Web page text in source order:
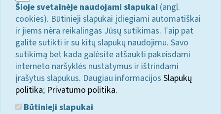
Šioje svetainėje naudojami slapukai (angl.
cookies). Būtinieji slapukai įdiegiami automatiškai
ir jiems nėra reikalingas Jūsų sutikimas. Taip pat
galite sutikti ir su kitų slapukų naudojimu. Savo
sutikimą bet kada galėsite atšaukti pakeisdami
interneto naršyklės nustatymus ir ištrindami
įrašytus slapukus. Daugiau informacijos Slapukų
politika; Privatumo politika.
Būtinieji slapukai